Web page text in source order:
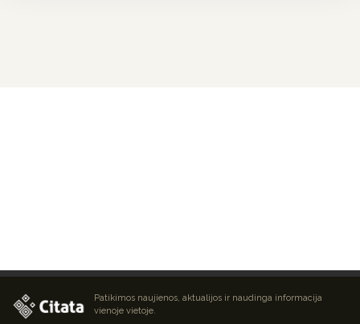
Patikimos naujienos, aktualijos ir naudinga informacija
vienoje vietoje.